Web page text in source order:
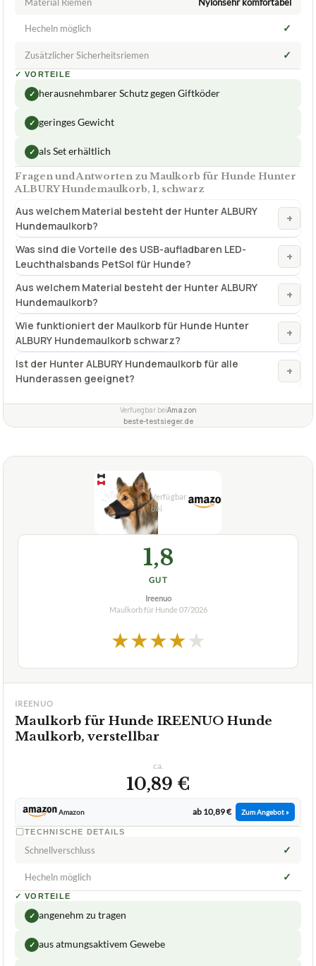
Hecheln möglich ✓
Zusätzlicher Sicherheitsriemen ✓
✓ VORTEILE
✓ herausnehmbarer Schutz gegen Giftköder
✓ geringes Gewicht
✓ als Set erhältlich
Fragen und Antworten zu Maulkorb für Hunde Hunter
ALBURY Hundemaulkorb, 1, schwarz
Aus welchem Material besteht der Hunter ALBURY
Hundemaulkorb?
+
Was sind die Vorteile des USB-aufladbaren LED-
Leuchthalsbands PetSol für Hunde?
+
Aus welchem Material besteht der Hunter ALBURY
Hundemaulkorb?
+
Wie funktioniert der Maulkorb für Hunde Hunter
ALBURY Hundemaulkorb schwarz?
+
Ist der Hunter ALBURY Hundemaulkorb für alle
Hunderassen geeignet?
+
Verfuegbar beiAmazon
beste-testsieger.de
1,8
GUT
Ireenuo
Maulkorb für Hunde 07/2026
★★★★★
IREENUO
Maulkorb für Hunde IREENUO Hunde
Maulkorb, verstellbar
ca.
10,89 €
Amazon ab 10,89 € Zum Angebot »
TECHNISCHE DETAILS
Schnellverschluss ✓
Hecheln möglich ✓
✓ VORTEILE
✓ angenehm zu tragen
✓ aus atmungsaktivem Gewebe